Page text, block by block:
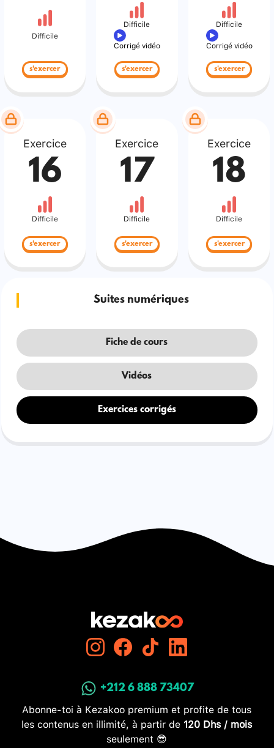
Difficile
s'exercer
Difficile
Corrigé vidéo
s'exercer
Difficile
Corrigé vidéo
s'exercer
Exercice
16
Difficile
s'exercer
Exercice
17
Difficile
s'exercer
Exercice
18
Difficile
s'exercer
Suites numériques
Fiche de cours
Vidéos
Exercices corrigés
+212 6 888 73407
Abonne-toi à Kezakoo premium et profite de tous
les contenus en illimité, à partir de 120 Dhs / mois
seulement 😎